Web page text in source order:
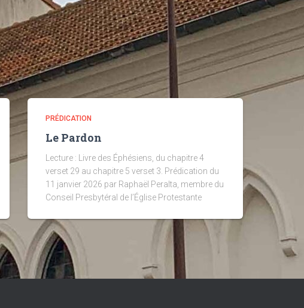
PRÉDICATION
Le Pardon
Lecture : Livre des Éphésiens, du chapitre 4
verset 29 au chapitre 5 verset 3. Prédication du
11 janvier 2026 par Raphaël Peralta, membre du
Conseil Presbytéral de l’Église Protestante